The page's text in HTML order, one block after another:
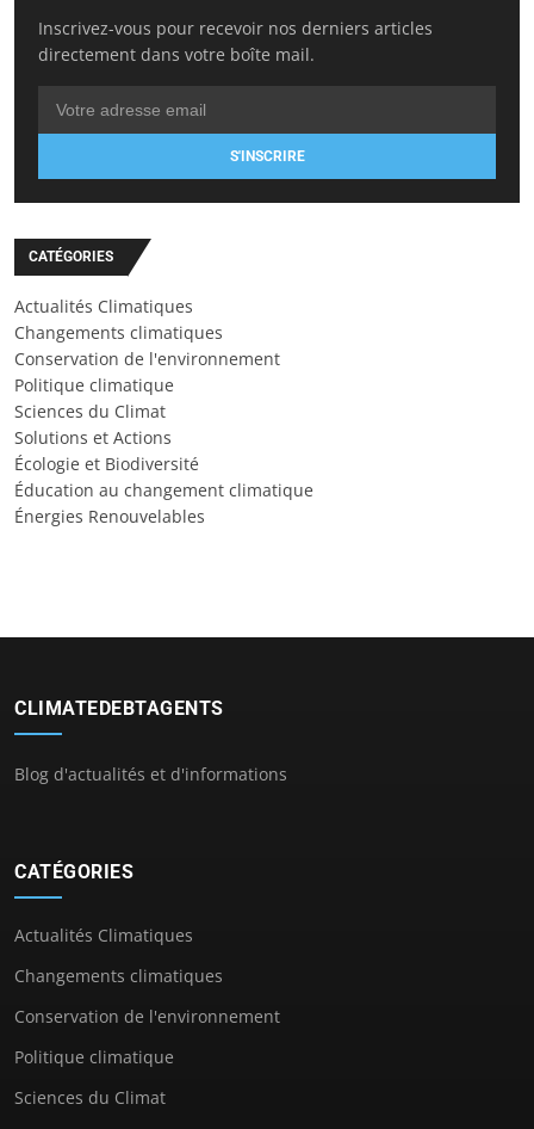
Inscrivez-vous pour recevoir nos derniers articles
directement dans votre boîte mail.
S'INSCRIRE
CATÉGORIES
Actualités Climatiques
Changements climatiques
Conservation de l'environnement
Politique climatique
Sciences du Climat
Solutions et Actions
Écologie et Biodiversité
Éducation au changement climatique
Énergies Renouvelables
CLIMATEDEBTAGENTS
Blog d'actualités et d'informations
CATÉGORIES
Actualités Climatiques
Changements climatiques
Conservation de l'environnement
Politique climatique
Sciences du Climat